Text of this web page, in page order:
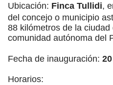
Ubicación: Finca Tullidi,
del concejo o municipio
88 kilómetros de la
comunidad autónoma del
Fecha de inauguración:
Horarios: